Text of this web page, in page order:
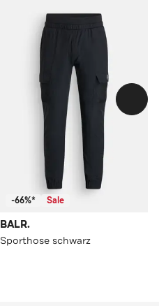
-66%* Sale
BALR.
Sporthose schwarz